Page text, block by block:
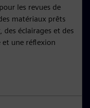
les revues de
matériaux prêts
éclairages et des
une réflexion